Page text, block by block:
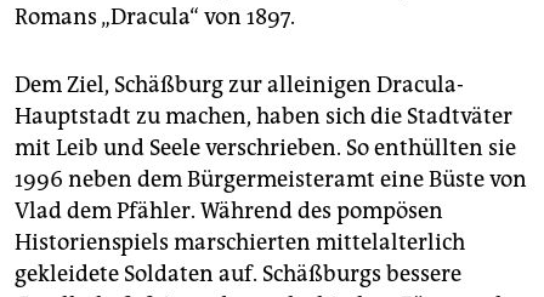
Romans „Dracula“ von 1897.
Dem Ziel, Schäßburg zur alleinigen Dracula-
Hauptstadt zu machen, haben sich die Stadtväter
mit Leib und Seele verschrieben. So enthüllten sie
1996 neben dem Bürgermeisteramt eine Büste von
Vlad dem Pfähler. Während des pompösen
Historienspiels marschierten mittelalterlich
gekleidete Soldaten auf. Schäßburgs bessere